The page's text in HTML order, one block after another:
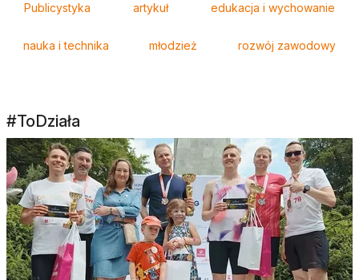
Publicystyka artykuł edukacja i wychowanie
nauka i technika młodzież rozwój zawodowy
#ToDziała